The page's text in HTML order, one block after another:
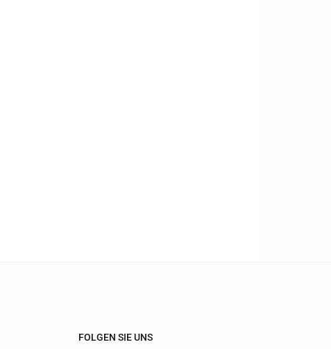
FOLGEN SIE UNS